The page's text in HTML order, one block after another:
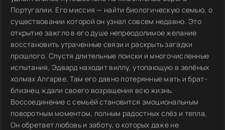
Португалии. Его миссия — найти биологическую семью, о
существовании которой он узнал совсем недавно. Это
открытие зажгло в его душе непреодолимое желание
восстановить утраченные связи и раскрыть загадки
прошлого. Спустя длительные поиски и многочисленные
испытания, Эдвард находит виллу, утопающую в зелёных
холмах Алгарве. Там его давно потерянные мать и брат-
близнец ждали своего возращения всю жизнь.
Воссоединение с семьёй становится эмоциональным
поворотным моментом, полным радостных слёз и тепла.
Он обретает любовь и заботу, о которых даже не